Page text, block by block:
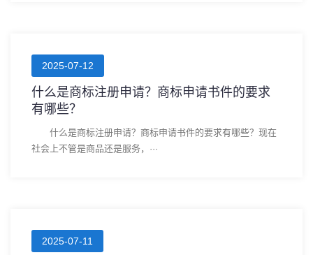
2025-07-12
什么是商标注册申请？商标申请书件的要求
有哪些？
什么是商标注册申请？商标申请书件的要求有哪些？现在
社会上不管是商品还是服务，···
2025-07-11